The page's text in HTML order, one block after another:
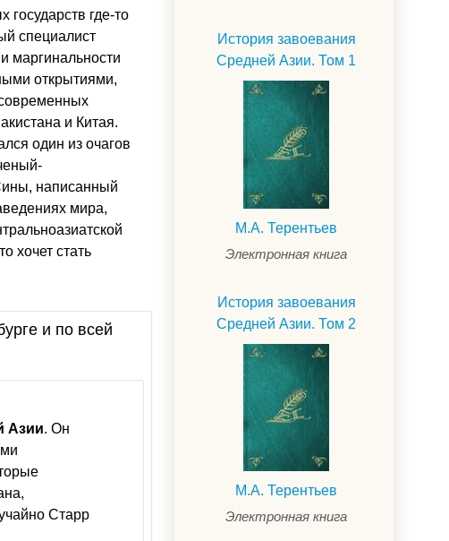
где-то
специалист
маргинальности
открытиями,
и Китая.
один из очагов
написанный
мира,
хочет стать
и по всей
Азии. Он
Старр
История завоевания
Средней Азии. Том 1
М.А. Терентьев
Электронная книга
История завоевания
Средней Азии. Том 2
М.А. Терентьев
Электронная книга